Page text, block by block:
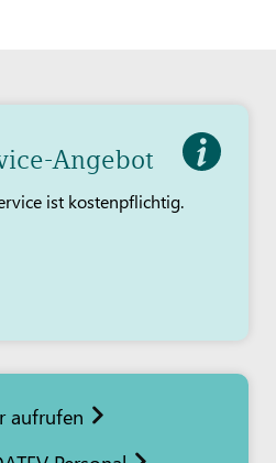
Angebot
ist kostenpflichtig.
aufrufen